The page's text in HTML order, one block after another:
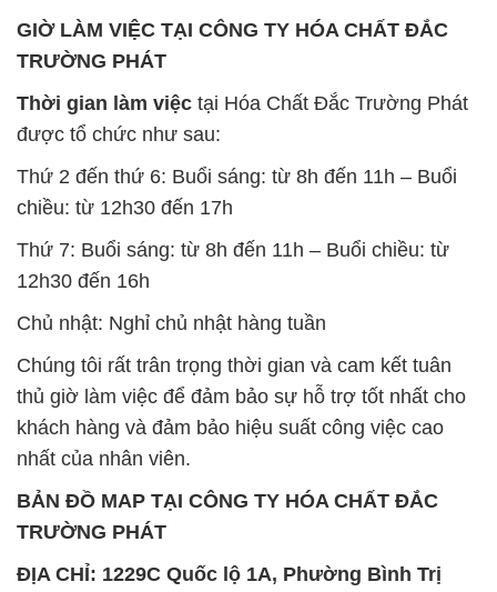
GIỜ LÀM VIỆC TẠI CÔNG TY HÓA CHẤT ĐẮC
TRƯỜNG PHÁT
Thời gian làm việc tại Hóa Chất Đắc Trường Phát
được tổ chức như sau:
Thứ 2 đến thứ 6: Buổi sáng: từ 8h đến 11h – Buổi
chiều: từ 12h30 đến 17h
Thứ 7: Buổi sáng: từ 8h đến 11h – Buổi chiều: từ
12h30 đến 16h
Chủ nhật: Nghỉ chủ nhật hàng tuần
Chúng tôi rất trân trọng thời gian và cam kết tuân
thủ giờ làm việc để đảm bảo sự hỗ trợ tốt nhất cho
khách hàng và đảm bảo hiệu suất công việc cao
nhất của nhân viên.
BẢN ĐỒ MAP TẠI CÔNG TY HÓA CHẤT ĐẮC
TRƯỜNG PHÁT
ĐỊA CHỈ: 1229C Quốc lộ 1A, Phường Bình Trị